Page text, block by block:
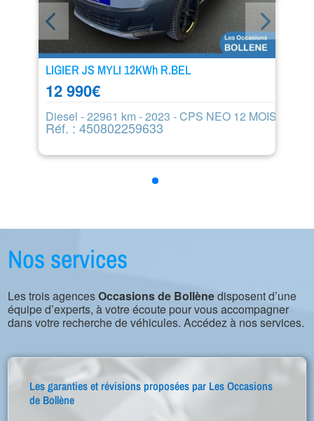
LIGIER JS MYLI 12KWh R.BEL
12 990€
Diesel - 22961 km - 2023 - CPS NEO 12 MOIS
Réf. : 450802259633
Nos services
Les trois agencesOccasions de Bollènedisposent d’une
équipe d’experts, à votre écoute pour vous accompagner
dans votre recherche de véhicules. Accédez à nos services.
Les garanties et révisions proposées par Les Occasions
de Bollène